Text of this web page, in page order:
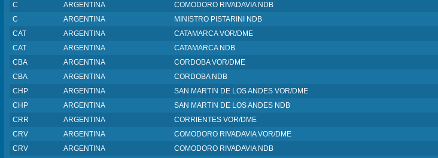
C
ARGENTINA COMODORO RIVADAVIA NDB
C
ARGENTINA MINISTRO PISTARINI NDB
CAT
ARGENTINA CATAMARCA VOR/DME
CAT
ARGENTINA CATAMARCA NDB
CBA
ARGENTINA CORDOBA VOR/DME
CBA
ARGENTINA CORDOBA NDB
CHP
ARGENTINA SAN MARTIN DE LOS ANDES VOR/DME
CHP
ARGENTINA SAN MARTIN DE LOS ANDES NDB
CRR
ARGENTINA CORRIENTES VOR/DME
CRV
ARGENTINA COMODORO RIVADAVIA VOR/DME
CRV
ARGENTINA COMODORO RIVADAVIA NDB